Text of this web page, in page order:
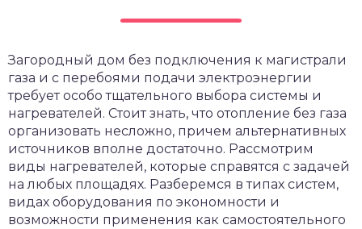
Загородный дом без подключения к магистрали
газа и с перебоями подачи электроэнергии
требует особо тщательного выбора системы и
нагревателей. Стоит знать, что отопление без газа
организовать несложно, причем альтернативных
источников вполне достаточно. Рассмотрим
виды нагревателей, которые справятся с задачей
на любых площадях. Разберемся в типах систем,
видах оборудования по экономности и
возможности применения как самостоятельного
и уход